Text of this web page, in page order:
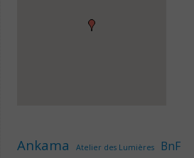
Ankama Atelier des Lumières BnF